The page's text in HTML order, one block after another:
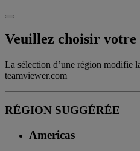
Veuillez choisir votre
La sélection d’une région modifie
teamviewer.com
RÉGION SUGGÉRÉE
Americas